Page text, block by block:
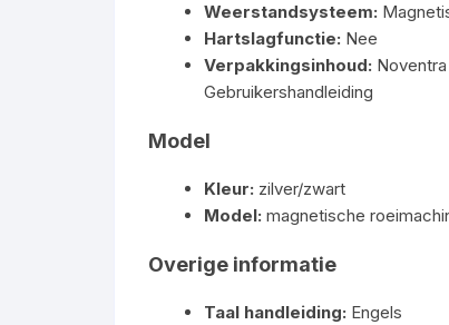
Weerstandsysteem:
Hartslagfunctie: Nee
Verpakkingsinhoud:
Gebruikershandleiding
Model
Kleur: zilver/zwart
Model: magnetische
Overige informatie
Taal handleiding: Engels